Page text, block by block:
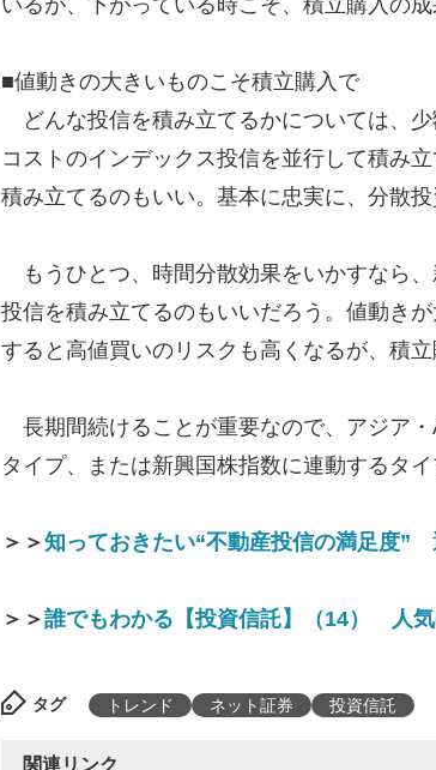
いるが、下がっている時こそ、積立購入の
■値動きの大きいものこそ積立購入で
どんな投信を積み立てるかについては、
コストのインデックス投信を並行して積み
積み立てるのもいい。基本に忠実に、分散
もうひとつ、時間分散効果をいかすなら
投信を積み立てるのもいいだろう。値動き
すると高値買いのリスクも高くなるが、積
長期間続けることが重要なので、アジア
タイプ、または新興国株指数に連動するタ
＞＞知っておきたい“不動産投信の満足度”
＞＞誰でもわかる【投資信託】（14） 人
タグ トレンド ネット証券 投資信託
関連リンク